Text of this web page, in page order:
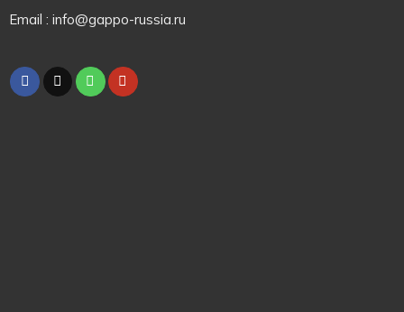
Email : info@gappo-russia.ru